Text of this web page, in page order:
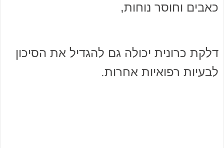
כאבים וחוסר נוחות,
דלקת כרונית יכולה גם להגדיל את הסיכון
לבעיות רפואיות אחרות.